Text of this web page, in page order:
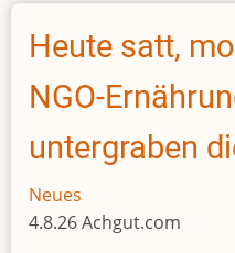
a
new
entry
point
for
sent
Heute satt,
NGO-
untergraben
Neues
4.8.26 Achgut.com